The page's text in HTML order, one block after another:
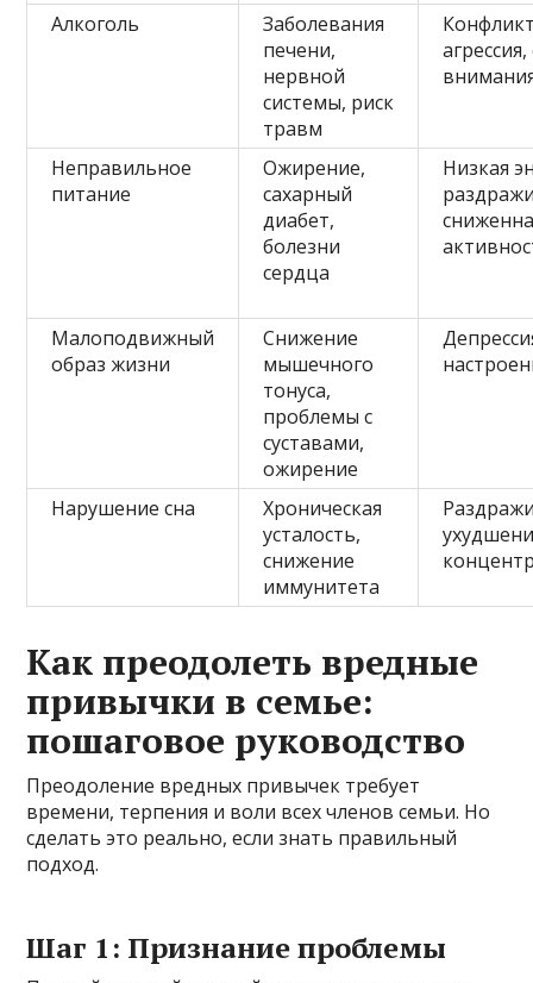
Алкоголь
Заболевания
печени,
нервной
системы, риск
травм
Неправильное
питание
Ожирение,
сахарный
диабет,
болезни
сердца
Низкая
Малоподвижный
образ жизни
Снижение
мышечного
тонуса,
проблемы с
суставами,
ожирение
Нарушение сна
Хроническая
усталость,
снижение
иммунитета
Как преодолеть вредные
привычки в семье:
пошаговое руководство
Преодоление вредных привычек требует
времени, терпения и воли всех членов семьи. Но
сделать это реально, если знать правильный
подход.
Шаг 1: Признание проблемы